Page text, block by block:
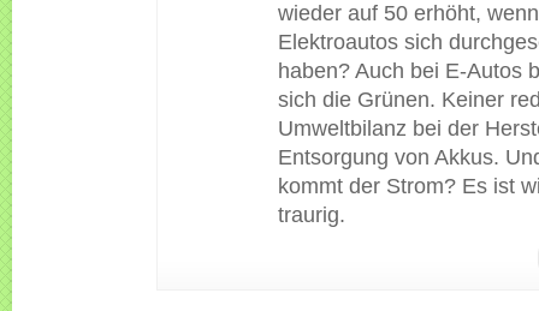
wieder auf 50 erhöht,
Elektroautos sich
haben? Auch bei E-Autos
sich die Grünen. Keiner
Umweltbilanz bei der
Entsorgung von Akkus.
kommt der Strom? Es ist
traurig.